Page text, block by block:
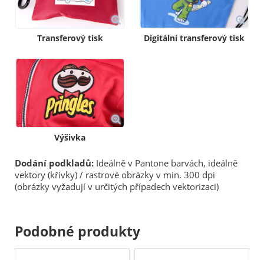
Transferový tisk Digitální transferový tisk
Výšivka
Dodání podkladů: Ideálně v Pantone barvách, ideálně
vektory (křivky) / rastrové obrázky v min. 300 dpi
(obrázky vyžadují v určitých případech vektorizaci)
Podobné produkty